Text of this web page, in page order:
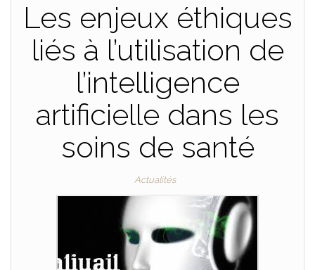
Les enjeux éthiques
liés à l’utilisation de
l’intelligence
artificielle dans les
soins de santé
Actualités